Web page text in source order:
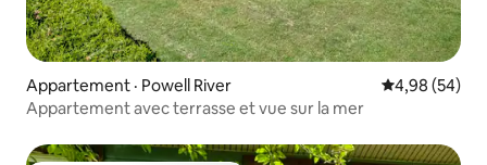
Appartement · Powell River Note
4,98 (54)
Appartement avec terrasse et vue sur la mer